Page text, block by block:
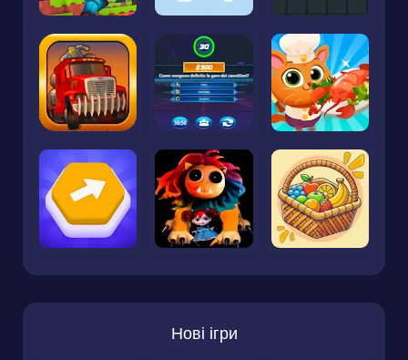
Нові ігри